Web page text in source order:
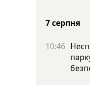
7 серпня
10:46